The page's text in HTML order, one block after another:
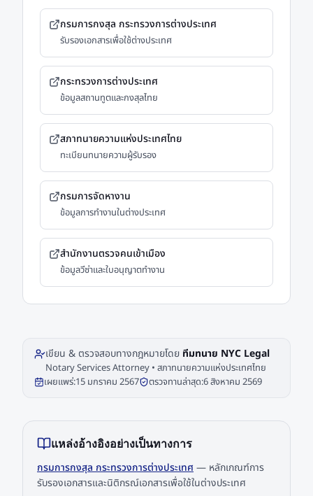
กรมการกงสุล กระทรวงการต่างประเทศ
รับรองเอกสารเพื่อใช้ต่างประเทศ
กระทรวงการต่างประเทศ
ข้อมูลสถานทูตและกงสุลไทย
สภาทนายความแห่งประเทศไทย
ทะเบียนทนายความผู้รับรอง
กรมการจัดหางาน
ข้อมูลการทำงานในต่างประเทศ
สำนักงานตรวจคนเข้าเมือง
ข้อมูลวีซ่าและใบอนุญาตทำงาน
เขียน & ตรวจสอบทางกฎหมายโดย ทีมทนาย NYC Legal
Notary Services Attorney • สภาทนายความแห่งประเทศไทย
เผยแพร่:15 มกราคม 2567 ตรวจทานล่าสุด:6 สิงหาคม 2569
แหล่งอ้างอิงอย่างเป็นทางการ
กรมการกงสุล กระทรวงการต่างประเทศ — หลักเกณฑ์การ
รับรองเอกสารและนิติกรณ์เอกสารเพื่อใช้ในต่างประเทศ